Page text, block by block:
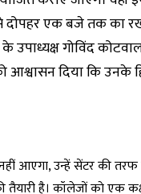
एक बजे तक का
के उपाध्यक्ष गोविंद
आश्वासन दिया कि उनके
आएगा, उन्हें सेंटर की
तैयारी है। कॉलेजाें काे एक